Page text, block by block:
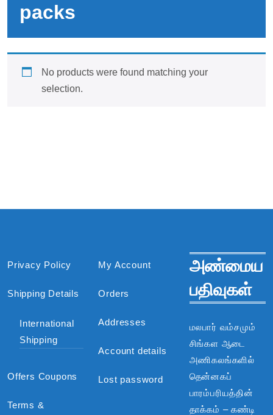
packs
No products were found matching your
selection.
Privacy Policy
Shipping Details
International
Shipping
Offers Coupons
Terms &
My Account
Orders
Addresses
Account details
Lost password
அண்மைய
பதிவுகள்
மலபார் வம்சமும்
சிங்கள ஆடை
அணிகலங்களில்
தென்னகப்
பாரம்பரியத்தின்
தாக்கம் – கண்டி